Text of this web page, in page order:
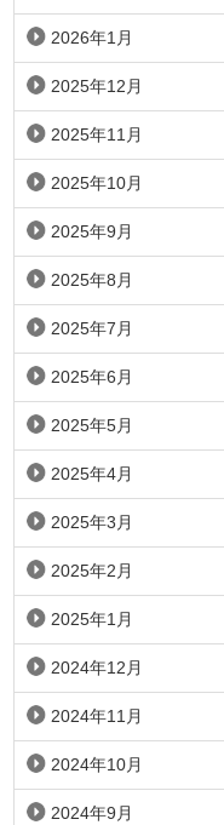
2026年1月
2025年12月
2025年11月
2025年10月
2025年9月
2025年8月
2025年7月
2025年6月
2025年5月
2025年4月
2025年3月
2025年2月
2025年1月
2024年12月
2024年11月
2024年10月
2024年9月